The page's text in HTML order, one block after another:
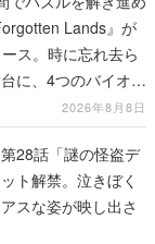
Lands』が
ス。時に忘れ去ら
に、4つのバイオー
2026年8月8日
28話「謎の怪盗デ
ト解禁。泣きぼく
スな姿が映し出さ